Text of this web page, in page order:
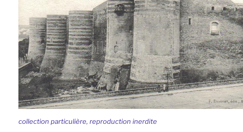
collection particulière, reproduction inerdite